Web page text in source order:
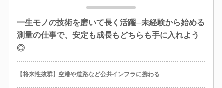
一生モノの技術を磨いて長く活躍─未経験から始める
測量の仕事で、安定も成長もどちらも手に入れよう
◎
【将来性抜群】空港や道路など公共インフラに携わる